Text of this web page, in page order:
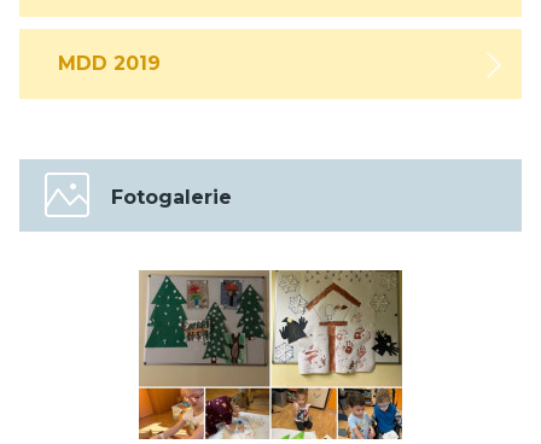
MDD 2019
Fotogalerie